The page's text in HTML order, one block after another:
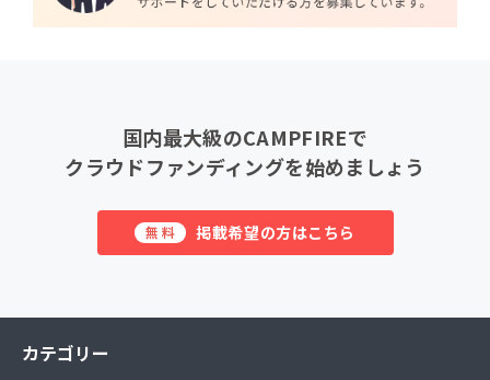
国内最大級のCAMPFIREで
クラウドファンディングを始めましょう
無料 掲載希望の方はこちら
カテゴリー